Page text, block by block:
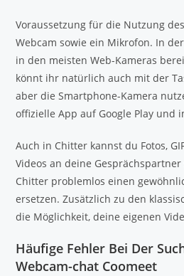
Voraussetzung für die Nutzung
Webcam sowie ein Mikrofon. In
in den meisten Web-Kameras
könnt ihr natürlich auch mit der
aber die Smartphone-Kamera
offizielle App auf Google Play und
Auch in Chitter kannst du Fotos,
Videos an deine
Chitter problemlos einen
ersetzen. Zusätzlich zu den
die Möglichkeit, deine eigenen
Häufige Fehler Bei Der
Webcam-chat Coomeet